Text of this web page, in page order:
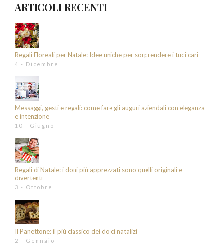
ARTICOLI RECENTI
Regali Floreali per Natale: Idee uniche per sorprendere i tuoi cari
4 - Dicembre
Messaggi, gesti e regali: come fare gli auguri aziendali con eleganza
e intenzione
10 - Giugno
Regali di Natale: i doni più apprezzati sono quelli originali e
divertenti
3 - Ottobre
Il Panettone: il più classico dei dolci natalizi
2 - Gennaio